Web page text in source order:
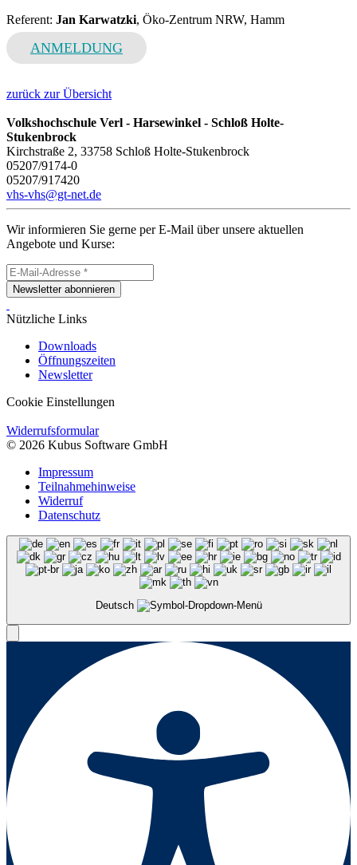
Referent: Jan Karwatzki, Öko-Zentrum NRW, Hamm
ANMELDUNG
zurück zur Übersicht
Volkshochschule Verl - Harsewinkel - Schloß Holte-
Stukenbrock
Kirchstraße 2, 33758 Schloß Holte-Stukenbrock
05207/9174-0
05207/917420
vhs-vhs@gt-net.de
Wir informieren Sie gerne per E-Mail über unsere aktuellen
Angebote und Kurse:
Newsletter abonnieren
Nützliche Links
Downloads
Öffnungszeiten
Newsletter
Cookie Einstellungen
Widerrufsformular
© 2026 Kubus Software GmbH
Impressum
Teilnahmehinweise
Widerruf
Datenschutz
Deutsch